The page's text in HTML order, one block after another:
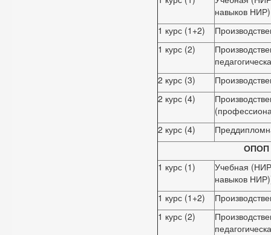
навыков НИР)
1 курс (1+2)
1 курс (2)
2 курс (3)
2 курс (4)
2 курс (4)
ОПОП
1 курс (1)
Учебная
навыков
1 курс (1+2)
1 курс (2)